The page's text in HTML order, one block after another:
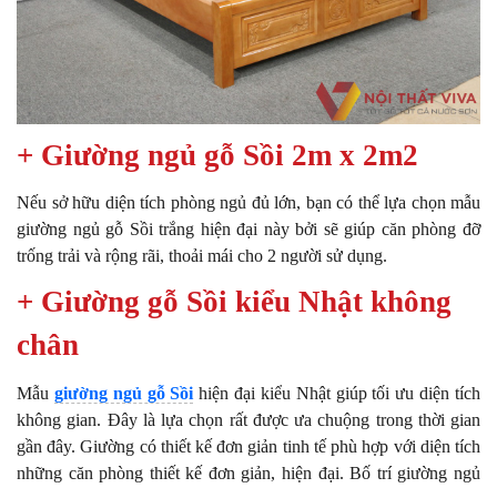
+ Giường ngủ gỗ Sồi 2m x 2m2
Nếu sở hữu diện tích phòng ngủ đủ lớn, bạn có thể lựa chọn mẫu
giường ngủ gỗ Sồi trắng hiện đại này bởi sẽ giúp căn phòng đỡ
trống trải và rộng rãi, thoải mái cho 2 người sử dụng.
+ Giường gỗ Sồi kiểu Nhật không
chân
Mẫu giường ngủ gỗ Sồi hiện đại kiểu Nhật giúp tối ưu diện tích
không gian. Đây là lựa chọn rất được ưa chuộng trong thời gian
gần đây. Giường có thiết kế đơn giản tinh tế phù hợp với diện tích
những căn phòng thiết kế đơn giản, hiện đại.Bố trí giường ngủ